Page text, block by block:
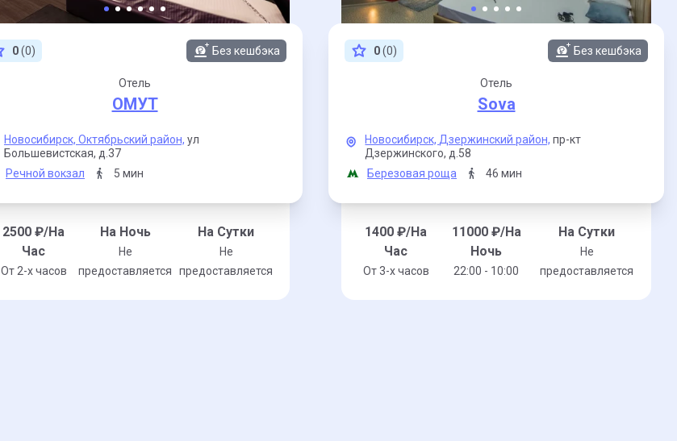
0(0) Без кешбэка
Отель
ОМУТ
Новосибирск, Октябрьский район, ул
Большевистская, д.37
Речной вокзал
5 мин
2500 ₽/На
Час
От 2-x часов
На Ночь
Не
предоставляется
На Сутки
Не
предоставляется
0(0) Без кешбэка
Отель
Sova
Новосибирск, Дзержинский район, пр-кт
Дзержинского, д.58
Березовая роща
46 мин
1400 ₽/На
Час
От 3-x часов
11000₽/На
Ночь
22:00 - 10:00
На Сутки
Не
предоставляется